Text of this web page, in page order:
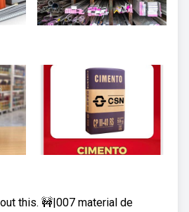
this. 🚧|007 material de